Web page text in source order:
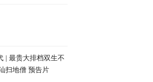
| 最贵大排档双生不
扫地僧 预告片